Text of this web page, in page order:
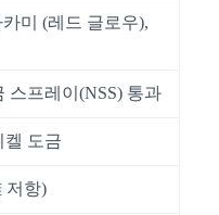
미 (레드 글로우),
스프레이(NSS) 통과
켈 도금
저항)